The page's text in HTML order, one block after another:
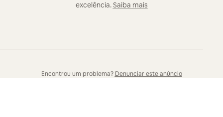
excelência.Saiba mais
Encontrou um problema? Denunciar este anúncio